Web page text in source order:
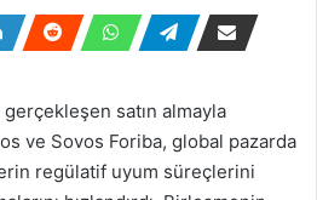
gerçekleşen satın almayla
ve Sovos Foriba, global pazarda
regülatif uyum süreçlerini